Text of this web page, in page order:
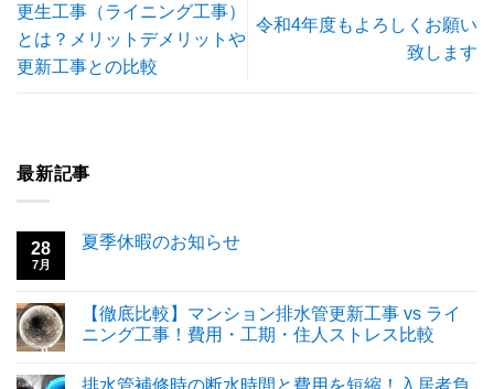
更生工事（ライニング工事）
とは？メリットデメリットや
更新工事との比較
令和4年度もよろしくお願い
致します
最新記事
28
7月
夏季休暇のお知らせ
【徹底比較】マンション排水管更新工事 vs ライ
ニング工事！費用・工期・住人ストレス比較
排水管補修時の断水時間と費用を短縮！入居者負